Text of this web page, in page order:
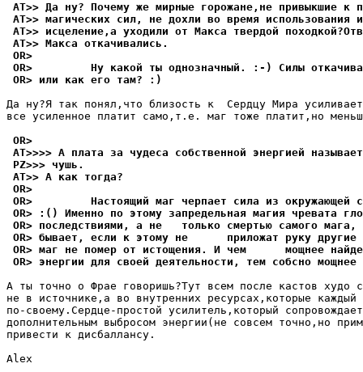
AT>> Да ну? Почему же мирные горожане,не привыкшие к
AT>> магических сил, не дохли во вpемя использования
AT>> исцеление,а уходили от Макса твердой
AT>> Макса откачивались.
OR>
OR>         Ну какой ты однозначный. :-) Силы
OR> или как его там? :)
Да ну?Я так понял,что близость к  Сердцу Мира
все усиленное платит само,т.е. маг тоже платит,но
OR>
AT>>>> А плата за чyдеса собственной энергией
PZ>>> чyшь.
AT>> А как тогда?
OR>
OR>         Hастоящий маг черпает сила из окружающей
OR> :() Именно по этому запредельная магия чревата
OR> последствиями, а не   только смертью самого мага,
OR> бывает, если к этому не      приложат руку другие
OR> маг не помер от истощения. И чем      мощнее
OR> энергии для своей деятельности, тем собсно
А ты точно о Фрае говоpишь?Тут всем после кастов худо
не в источнике,а во внутренних ресурсах,которые каждый
по-своему.Сеpдце-пpостой усилитель,который
дополнительным выбросом энергии(не совсем точно,но
привести к дисбаллансу.
Alex